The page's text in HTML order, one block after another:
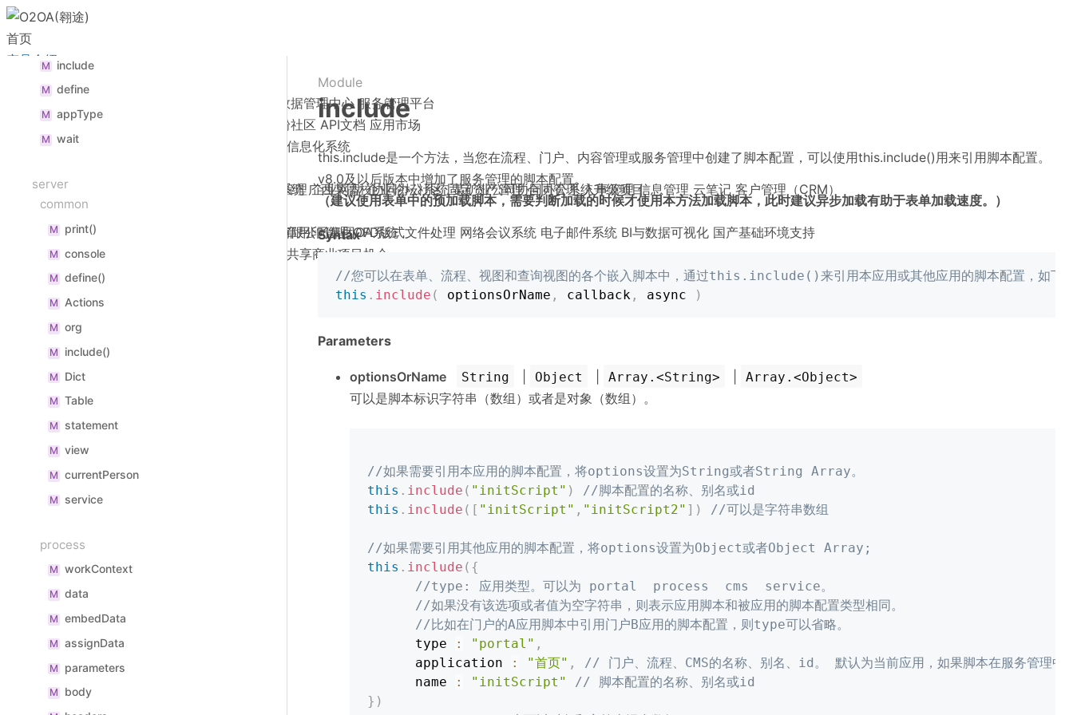
首页
产品介绍
核心能力
数据管理中心 服务管理平台
移动办公
移动办公APP
公文管理 工作管理 企业网盘 企业论坛社区 固定资产管理 合同管理 人事管理 信息管理 云笔记 客户管理（CRM）
生态合作
公文在线编辑器 电子签章用印管理 OFD版式文件处理 网络会议系统 电子邮件系统 BI与数据可视化 国产基础环境支持
版本对比
服务与支持
免费产品与服务
藕粉社区 API文档 应用市场
高级支持
商用与OEM
商用许可与OEM
其他合作模式
模块与系统定制 解决方案支持 共享商业项目机会
解决方案
企业办公系统
涉密信息化系统
浙江省某局办单位
江西某村镇银行贷前审批管理系统 广西某高校协同办公系统 某矿业公司协同办公系统升级项目
北京某外企实验鼠养殖数据收集系统
某纺织科技有限公司集团OA系统
了解兰德
社区版下载
免费体验
M Actions
M include
M define
M appType
M wait
server
common
M print()
M console
M define()
M Actions
M org
M include()
M Dict
M Table
M statement
M view
M currentPerson
M service
process
M workContext
M data
M embedData
M assignData
M parameters
M body
Module
include
this.include是一个方法，当您在流程、门户、内容管理或服务管理中创建了脚本配置，可以使用this.include()用来引用脚本配置。
v8.0及以后版本中增加了服务管理的脚本配置。
（建议使用表单中的预加载脚本，需要判断加载的时候才使用本方法加载脚本，此时建议异步加载有助于表单加载速度。）
Syntax
//您可以在表单、流程、视图和查询视图的各个嵌入脚本中，通过this.include()来引用本应用或其他应用的脚本配置，如下
this . include ( optionsOrName , callback , async )
Parameters
optionsOrName String Object Array.<String> Array.<Object>
可以是脚本标识字符串（数组）或者是对象（数组）。
//如果需要引用本应用的脚本配置，将options设置为String或者String Array。
this . include ( "initScript" )
//脚本配置的名称、别名或id
this . include ( [ "initScript" , "initScript2" ] ) //可以是字符串数组
//如果需要引用其他应用的脚本配置，将options设置为Object或者Object Array;
this . include ( {
//type: 应用类型。可以为 portal  process  cms  service。
//如果没有该选项或者值为空字符串，则表示应用脚本和被应用的脚本配置类型相同。
//比如在门户的A应用脚本中引用门户B应用的脚本配置，则type可以省略。
      type
: "portal" ,
      application
: "首页" ,
// 门户、流程、CMS的名称、别名、id。 默认为当前应用，如果脚本在服务管理中
      name
: "initScript"
// 脚本配置的名称、别名或id
} )